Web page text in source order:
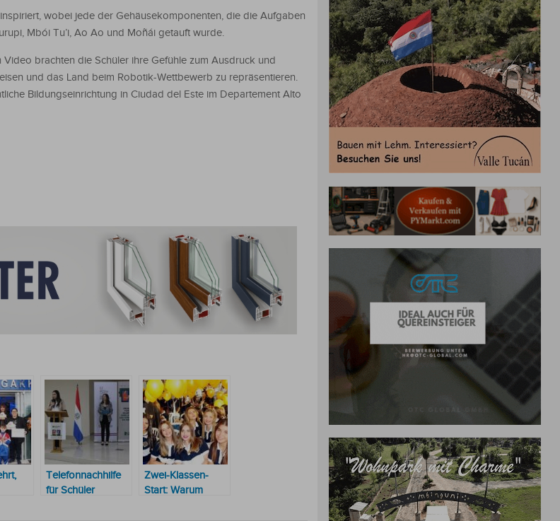
wobei jede der Gehäusekomponenten, die die Aufgaben
Mbói Tu’i, Ao Ao und Moñái getauft wurde.
brachten die Schüler ihre Gefühle zum Ausdruck und
und das Land beim Robotik-Wettbewerb zu repräsentieren.
Bildungseinrichtung in Ciudad del Este im Departement Alto
Telefonnachhilfe
für Schüler
Zwei-Klassen-
Start: Warum